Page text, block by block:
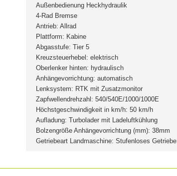
Außenbedienung Heckhydraulik
4-Rad Bremse
Antrieb: Allrad
Plattform: Kabine
Abgasstufe: Tier 5
Kreuzsteuerhebel: elektrisch
Oberlenker hinten: hydraulisch
Anhängevorrichtung: automatisch
Lenksystem: RTK mit Zusatzmonitor
Zapfwellendrehzahl: 540/540E/1000/1000E
Höchstgeschwindigkeit in km/h: 50 km/h
Aufladung: Turbolader mit Ladeluftkühlung
Bolzengröße Anhängevorrichtung (mm): 38mm
Getriebeart Landmaschine: Stufenloses Getriebe